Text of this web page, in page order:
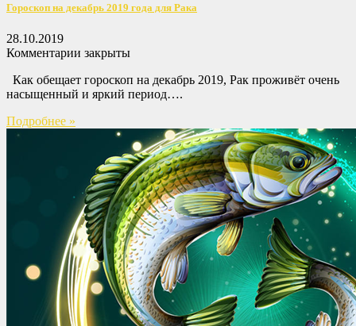
Гороскоп на декабрь 2019 года для Рака
28.10.2019
Комментарии закрыты
Как обещает гороскоп на декабрь 2019, Рак проживёт очень
насыщенный и яркий период….
Подробнее »